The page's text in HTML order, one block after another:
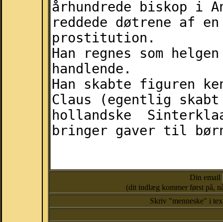
Din email
(dit indlæg kommer først på,
Skriv "menneske" i